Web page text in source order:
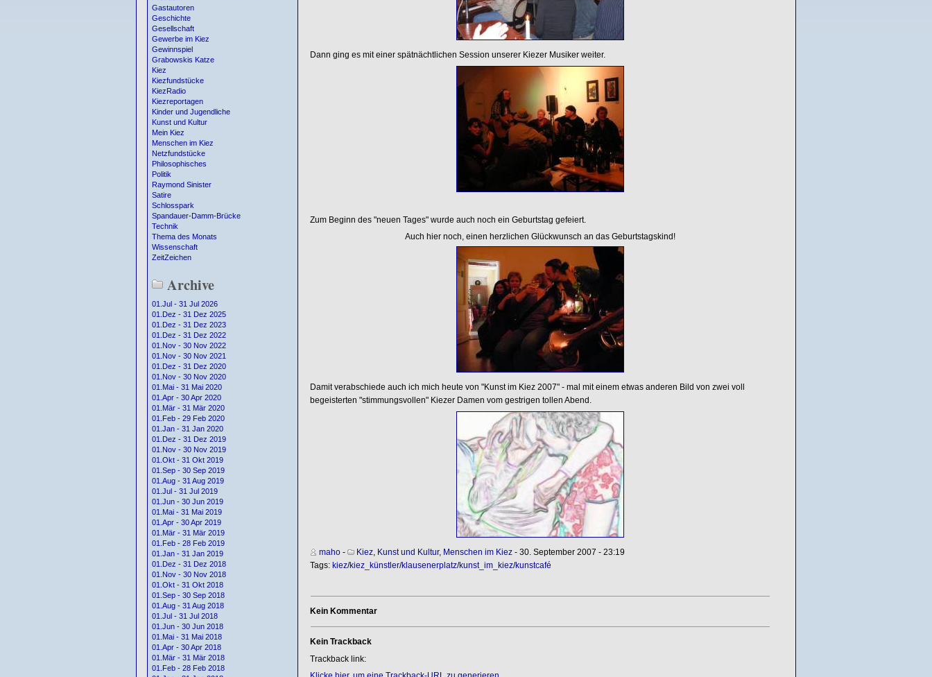
Gastautoren
Geschichte
Gesellschaft
Gewerbe im Kiez
Gewinnspiel
Grabowskis Katze
Kiez
Kiezfundstücke
KiezRadio
Kiezreportagen
Kinder und Jugendliche
Kunst und Kultur
Mein Kiez
Menschen im Kiez
Netzfundstücke
Philosophisches
Politik
Raymond Sinister
Satire
Schlosspark
Spandauer-Damm-Brücke
Technik
Thema des Monats
Wissenschaft
ZeitZeichen
Archive
01.Jul - 31 Jul 2026
01.Dez - 31 Dez 2025
01.Dez - 31 Dez 2023
01.Dez - 31 Dez 2022
01.Nov - 30 Nov 2022
01.Nov - 30 Nov 2021
01.Dez - 31 Dez 2020
01.Nov - 30 Nov 2020
01.Mai - 31 Mai 2020
01.Apr - 30 Apr 2020
01.Mär - 31 Mär 2020
01.Feb - 29 Feb 2020
01.Jan - 31 Jan 2020
01.Dez - 31 Dez 2019
01.Nov - 30 Nov 2019
01.Okt - 31 Okt 2019
01.Sep - 30 Sep 2019
01.Aug - 31 Aug 2019
01.Jul - 31 Jul 2019
01.Jun - 30 Jun 2019
01.Mai - 31 Mai 2019
01.Apr - 30 Apr 2019
01.Mär - 31 Mär 2019
01.Feb - 28 Feb 2019
01.Jan - 31 Jan 2019
01.Dez - 31 Dez 2018
01.Nov - 30 Nov 2018
01.Okt - 31 Okt 2018
01.Sep - 30 Sep 2018
01.Aug - 31 Aug 2018
01.Jul - 31 Jul 2018
01.Jun - 30 Jun 2018
01.Mai - 31 Mai 2018
01.Apr - 30 Apr 2018
01.Mär - 31 Mär 2018
01.Feb - 28 Feb 2018
Dann ging es mit einer spätnächtlichen Session unserer Kiezer Musiker weiter.
Zum Beginn des "neuen Tages" wurde auch noch ein Geburtstag gefeiert.
Auch hier noch, einen herzlichen Glückwunsch an das Geburtstagskind!
Damit verabschiede auch ich mich heute von "Kunst im Kiez 2007" - mal mit einem etwas anderen Bild von zwei voll
begeisterten "stimmungsvollen" Kiezer Damen vom gestrigen tollen Abend.
maho- Kiez, Kunst und Kultur, Menschen im Kiez- 30. September 2007 - 23:19
Tags: kiez/kiez_künstler/klausenerplatz/kunst_im_kiez/kunstcafé
Kein Kommentar
Kein Trackback
Trackback link: